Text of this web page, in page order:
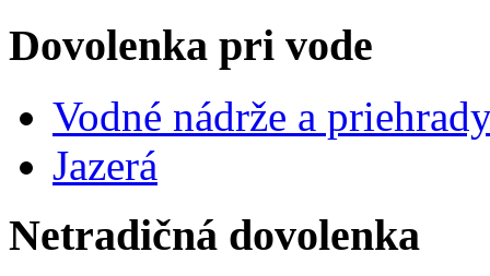
Dovolenka pri vode
Vodné nádrže a
Jazerá
Netradičná dovolenka